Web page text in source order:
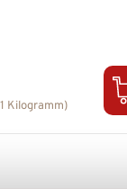
Kilogramm)